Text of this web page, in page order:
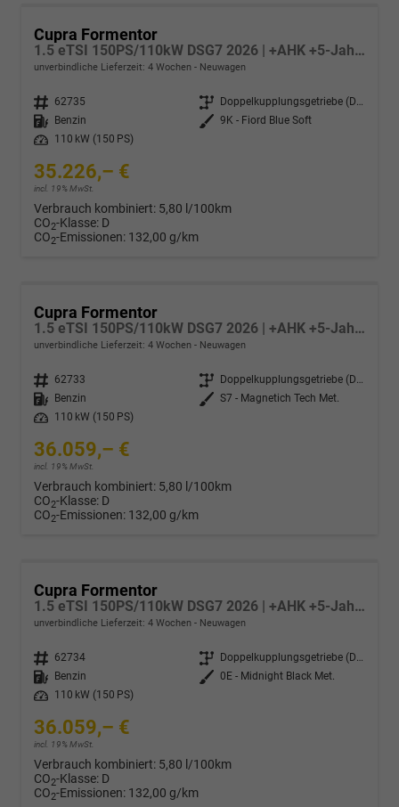
Cupra Formentor
1.5 eTSI 150PS/110kW DSG7 2026 | +AHK +5-Jahre Erw. Garantie +NAVI +UPGRADE-Paket
unverbindliche Lieferzeit: 4 Wochen Neuwagen
Fahrzeugnr. 62735 Getriebe
Doppelkupplungsgetriebe (DSG)
Kraftstoff
Benzin Außenfarbe 9K - Fiord Blue Soft
Leistung
110 kW (150 PS)
35.226,– €
incl. 19% MwSt.
Verbrauch kombiniert: 5,80 l/100km
CO2-Klasse: D
CO2-Emissionen: 132,00 g/km
Cupra Formentor
1.5 eTSI 150PS/110kW DSG7 2026 | +AHK +5-Jahre Erw. Garantie +NAVI +UPGRADE-Paket
unverbindliche Lieferzeit: 4 Wochen Neuwagen
Fahrzeugnr. 62733 Getriebe
Doppelkupplungsgetriebe (DSG)
Kraftstoff
Benzin Außenfarbe S7 - Magnetich Tech Met.
Leistung
110 kW (150 PS)
36.059,– €
incl. 19% MwSt.
Verbrauch kombiniert: 5,80 l/100km
CO2-Klasse: D
CO2-Emissionen: 132,00 g/km
Cupra Formentor
1.5 eTSI 150PS/110kW DSG7 2026 | +AHK +5-Jahre Erw. Garantie +NAVI +UPGRADE-Paket
unverbindliche Lieferzeit: 4 Wochen Neuwagen
Fahrzeugnr. 62734 Getriebe
Doppelkupplungsgetriebe (DSG)
Kraftstoff
Benzin Außenfarbe 0E - Midnight Black Met.
Leistung
110 kW (150 PS)
36.059,– €
incl. 19% MwSt.
Verbrauch kombiniert: 5,80 l/100km
CO2-Klasse: D
CO2-Emissionen: 132,00 g/km